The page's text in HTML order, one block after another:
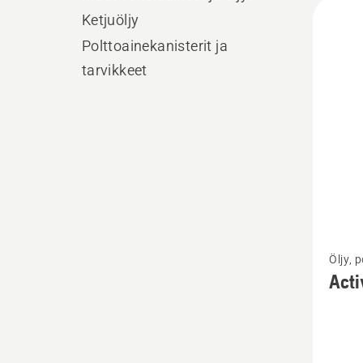
Ketjuöljy
Polttoainekanisterit ja
tarvikkeet
Öljy,